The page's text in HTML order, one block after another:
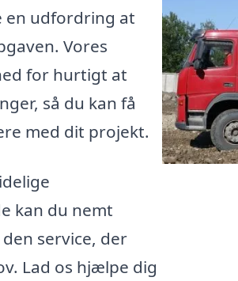
en udfordring at
Vores
for hurtigt at
så du kan få
med dit projekt.
kan du nemt
service, der
Lad os hjælpe dig